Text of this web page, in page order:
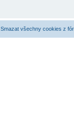
Smazat všechny cookies z